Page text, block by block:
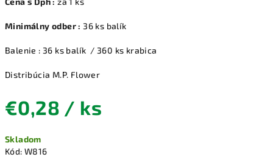
Minimálny odber : 36 ks balík
Balenie : 36 ks balík / 360 ks krabica
Distribúcia M.P. Flower
€0,28 / ks
cena:
Skladom
Kód: W816